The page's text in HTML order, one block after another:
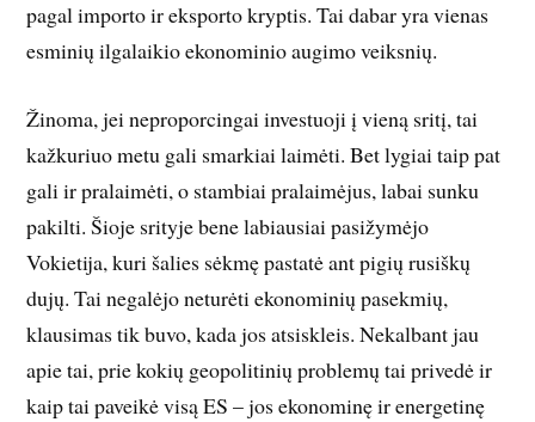
pagal importo ir eksporto kryptis. Tai dabar yra vienas
esminių ilgalaikio ekonominio augimo veiksnių.
Žinoma, jei neproporcingai investuoji į vieną sritį, tai
kažkuriuo metu gali smarkiai laimėti. Bet lygiai taip pat
gali ir pralaimėti, o stambiai pralaimėjus, labai sunku
pakilti. Šioje srityje bene labiausiai pasižymėjo
Vokietija, kuri šalies sėkmę pastatė ant pigių rusiškų
dujų. Tai negalėjo neturėti ekonominių pasekmių,
klausimas tik buvo, kada jos atsiskleis. Nekalbant jau
apie tai, prie kokių geopolitinių problemų tai privedė ir
kaip tai paveikė visą ES – jos ekonominę ir energetinę